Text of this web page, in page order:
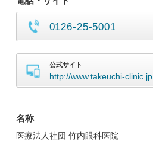
0126-25-5001
公式サイト
http://www.takeuchi-clinic.jp
名称
医療法人社団 竹内眼科医院